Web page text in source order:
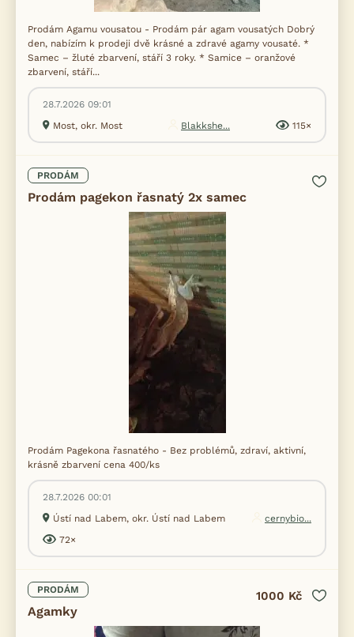
Prodám Agamu vousatou - Prodám pár agam vousatých Dobrý
den, nabízím k prodeji dvě krásné a zdravé agamy vousaté. *
Samec – žluté zbarvení, stáří 3 roky. * Samice – oranžové
zbarvení, stáří...
28.7.2026 09:01
Most, okr. Most
Blakkshe... 115×
PRODÁM
Prodám pagekon řasnatý 2x samec
Prodám Pagekona řasnatého - Bez problémů, zdraví, aktivní,
krásně zbarvení cena 400/ks
28.7.2026 00:01
Ústí nad Labem, okr. Ústí nad Labem
cernybio...
72×
PRODÁM
Agamky
1000 Kč